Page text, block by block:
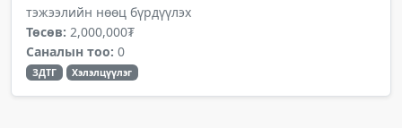
тэжээлийн нөөц бүрдүүлэх
Төсөв: 2,000,000₮
Саналын тоо: 0
ЗДТГ Хэлэлцүүлэг